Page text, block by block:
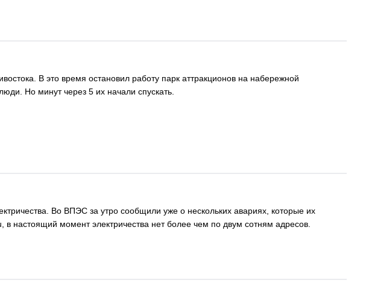
В это время остановил работу парк аттракционов на набережной
Но минут через 5 их начали спускать.
Во ВПЭС за утро сообщили уже о нескольких авариях, которые их
настоящий момент электричества нет более чем по двум сотням адресов.